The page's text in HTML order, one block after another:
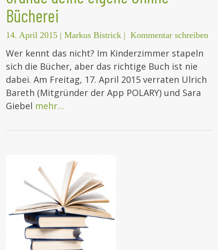
Bücherei
14. April 2015 | Markus Bistrick | Kommentar schreiben
Wer kennt das nicht? Im Kinderzimmer stapeln
sich die Bücher, aber das richtige Buch ist nie
dabei. Am Freitag, 17. April 2015 verraten Ulrich
Bareth (Mitgründer der App POLARY) und Sara
Giebel mehr…